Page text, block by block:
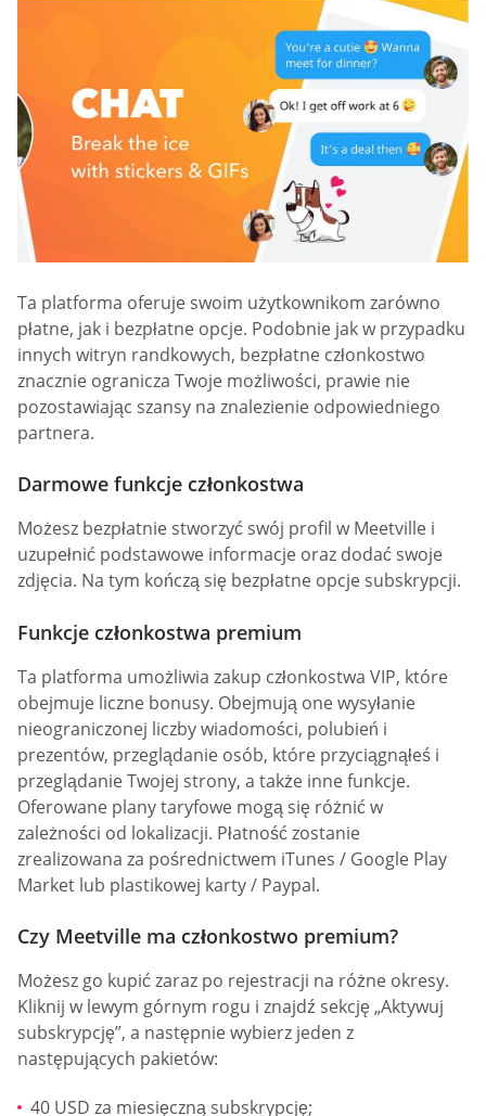
Ta platforma oferuje swoim użytkownikom zarówno
płatne, jak i bezpłatne opcje. Podobnie jak w przypadku
innych witryn randkowych, bezpłatne członkostwo
znacznie ogranicza Twoje możliwości, prawie nie
pozostawiając szansy na znalezienie odpowiedniego
partnera.
Darmowe funkcje członkostwa
Możesz bezpłatnie stworzyć swój profil w Meetville i
uzupełnić podstawowe informacje oraz dodać swoje
zdjęcia. Na tym kończą się bezpłatne opcje subskrypcji.
Funkcje członkostwa premium
Ta platforma umożliwia zakup członkostwa VIP, które
obejmuje liczne bonusy. Obejmują one wysyłanie
nieograniczonej liczby wiadomości, polubień i
prezentów, przeglądanie osób, które przyciągnąłeś i
przeglądanie Twojej strony, a także inne funkcje.
Oferowane plany taryfowe mogą się różnić w
zależności od lokalizacji. Płatność zostanie
zrealizowana za pośrednictwem iTunes / Google Play
Market lub plastikowej karty / Paypal.
Czy Meetville ma członkostwo premium?
Możesz go kupić zaraz po rejestracji na różne okresy.
Kliknij w lewym górnym rogu i znajdź sekcję „Aktywuj
subskrypcję”, a następnie wybierz jeden z
następujących pakietów:
40 USD za miesięczną subskrypcję;